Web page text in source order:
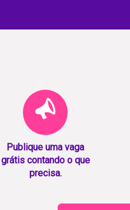
Publique uma vaga
grátis contando o que
precisa.